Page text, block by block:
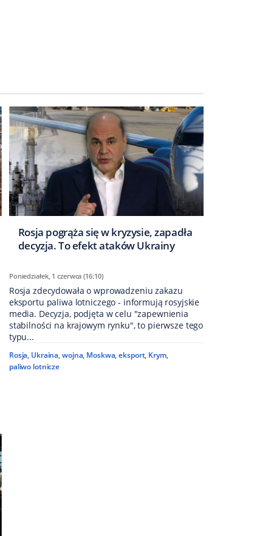
Rosja pogrąża się w kryzysie, zapadła
decyzja. To efekt ataków Ukrainy
Poniedziałek, 1 czerwca (16:10)
Rosja zdecydowała o wprowadzeniu zakazu
eksportu paliwa lotniczego - informują rosyjskie
media. Decyzja, podjęta w celu "zapewnienia
stabilności na krajowym rynku", to pierwsze tego
typu...
Rosja, Ukraina,wojna, Moskwa,eksport, Krym,
paliwo lotnicze